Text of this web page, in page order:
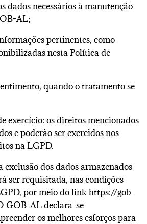
dados necessários à manutenção
AL;
pertinentes, como
nesta Política de
quando o tratamento se
exercício: os direitos mencionados
e poderão ser exercidos nos
na LGPD.
exclusão dos dados armazenados
ser requisitada, nas condições
por meio do link https://gob-
GOB-AL declara-se
os melhores esforços para